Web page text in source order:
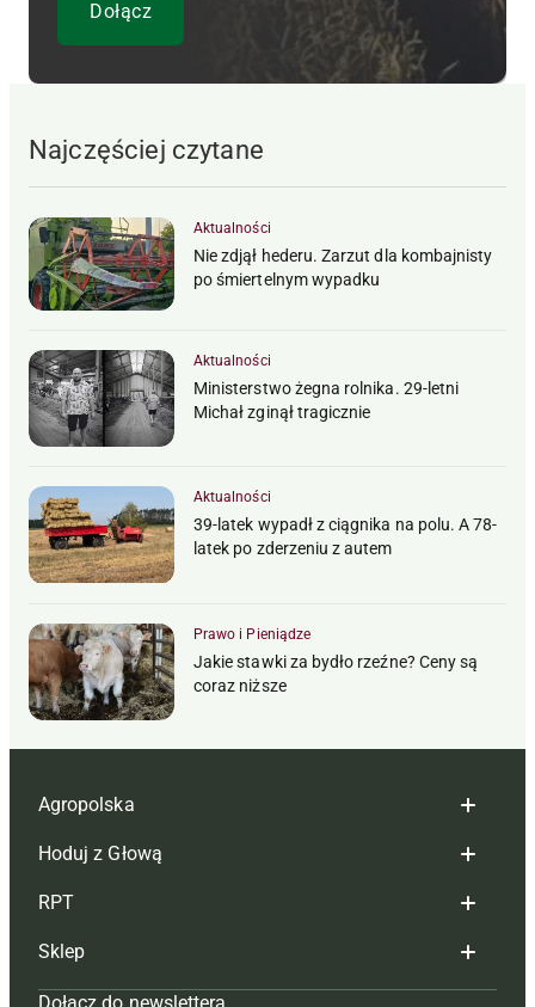
Najczęściej czytane
Aktualności
Nie zdjął hederu. Zarzut dla kombajnisty
po śmiertelnym wypadku
Aktualności
Ministerstwo żegna rolnika. 29-letni
Michał zginął tragicznie
Aktualności
39-latek wypadł z ciągnika na polu. A 78-
latek po zderzeniu z autem
Prawo i Pieniądze
Jakie stawki za bydło rzeźne? Ceny są
coraz niższe
Agropolska
Redakcja
Reklama
Tagi
Hoduj z Głową
Hoduj z głową bydło
Hoduj z głową świnie
RPT
Redakcja
Sklep